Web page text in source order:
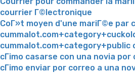
courrier Г©lectronique
CoГ»t moyen d'une mariГ©e par
cummalot.com+category+public
cГіmo casarse con una novia por
cГіmo enviar por correo a una